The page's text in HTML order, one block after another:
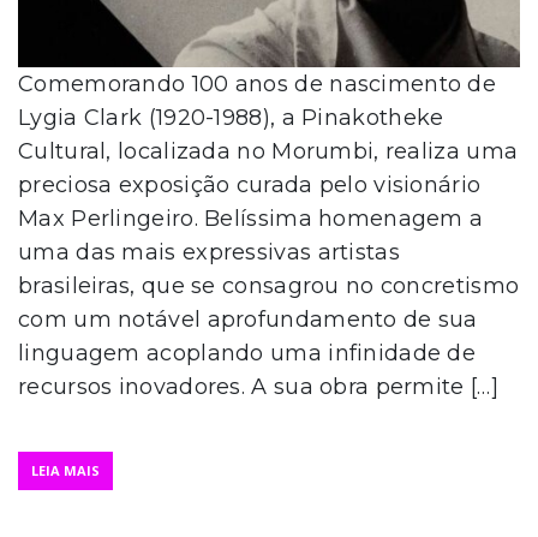
Comemorando 100 anos de nascimento de
Lygia Clark (1920-1988), a Pinakotheke
Cultural, localizada no Morumbi, realiza uma
preciosa exposição curada pelo visionário
Max Perlingeiro. Belíssima homenagem a
uma das mais expressivas artistas
brasileiras, que se consagrou no concretismo
com um notável aprofundamento de sua
linguagem acoplando uma infinidade de
recursos inovadores. A sua obra permite […]
LEIA MAIS